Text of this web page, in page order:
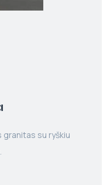
granitas su ryškiu